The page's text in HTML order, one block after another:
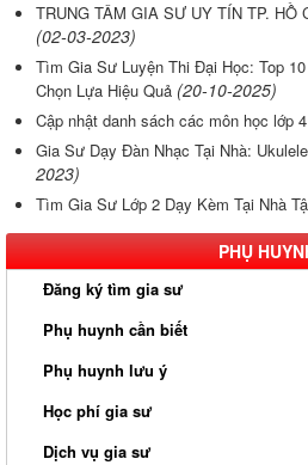
TRUNG TÂM GIA SƯ UY TÍN TP. HỒ
(02-03-2023)
Tìm Gia Sư Luyện Thi Đại Học: Top
Chọn Lựa Hiệu Quả (20-10-2025)
Cập nhật danh sách các môn học lớp
Gia Sư Dạy Đàn Nhạc Tại Nhà:
2023)
Tìm Gia Sư Lớp 2 Dạy Kèm Tại Nhà
PHỤ
Đăng ký tìm gia sư
Phụ huynh cần biết
Phụ huynh lưu ý
Học phí gia sư
Dịch vụ gia sư